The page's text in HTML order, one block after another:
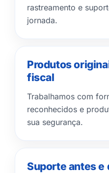
rastreamento e
jornada.
Produtos
fiscal
Trabalhamos com
reconhecidos e
sua segurança.
Suporte antes e